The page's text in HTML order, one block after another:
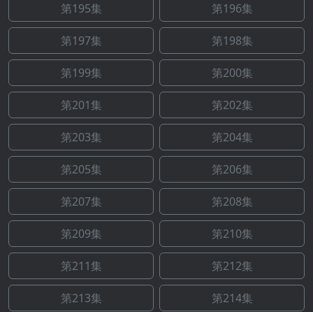
第195集 第196集
第197集 第198集
第199集 第200集
第201集 第202集
第203集 第204集
第205集 第206集
第207集 第208集
第209集 第210集
第211集 第212集
第213集 第214集